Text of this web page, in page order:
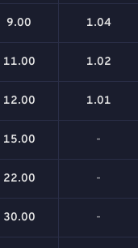
9.00 1.04
11.00 1.02
12.00 1.01
15.00 -
22.00 -
30.00 -